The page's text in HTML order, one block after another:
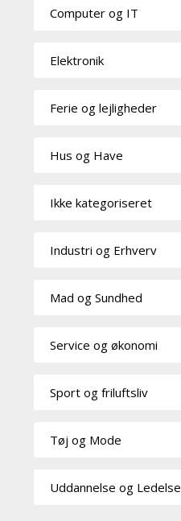
Computer og IT
Elektronik
Ferie og lejligheder
Hus og Have
Ikke kategoriseret
Industri og Erhverv
Mad og Sundhed
Service og økonomi
Sport og friluftsliv
Tøj og Mode
Uddannelse og Ledelse